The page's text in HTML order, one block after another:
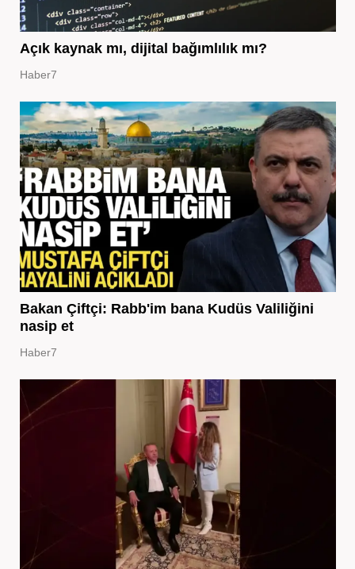
Açık kaynak mı, dijital bağımlılık mı?
Haber7
Bakan Çiftçi: Rabb'im bana Kudüs Valiliğini
nasip et
Haber7